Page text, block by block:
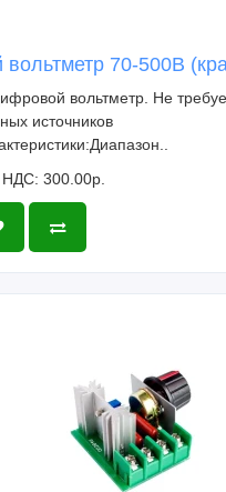
70-500В
вольтметр. Не
источников
НДС: 300.00р.